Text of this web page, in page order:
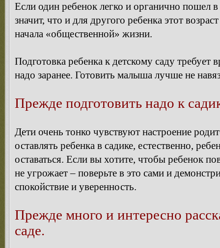
Если один ребенок легко и органично пошел в
значит, что и для другого ребенка этот
начала «общественной» жизни.
Подготовка ребенка к детскому саду требует
надо заранее. Готовить малыша лучше не
Прежде подготовить надо к
Дети очень тонко чувствуют настроение
оставлять ребенка в садике, естественно,
оставаться. Если вы хотите, чтобы ребенок
не угрожает – поверьте в это сами и
спокойствие и уверенность.
Прежде много и интересно
саде.